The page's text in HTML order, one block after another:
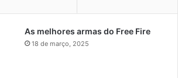
As melhores armas do Free Fire
18 de março, 2025